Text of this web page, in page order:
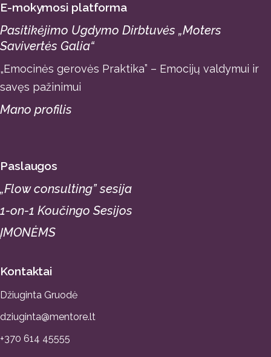
E-mokymosi platforma
Pasitikėjimo Ugdymo Dirbtuvės „Moters
Savivertės Galia“
„Emocinės gerovės Praktika” – Emocijų valdymui ir
savęs pažinimui
Mano profilis
Paslaugos
„Flow consulting” sesija
1-on-1 Koučingo Sesijos
ĮMONĖMS
Kontaktai
Džiuginta Gruodė
dziuginta@mentore.lt
+370 614 45555